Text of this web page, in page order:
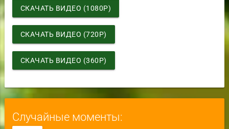
СКАЧАТЬ ВИДЕО (1080P)
СКАЧАТЬ ВИДЕО (720P)
СКАЧАТЬ ВИДЕО (360P)
Случайные моменты: